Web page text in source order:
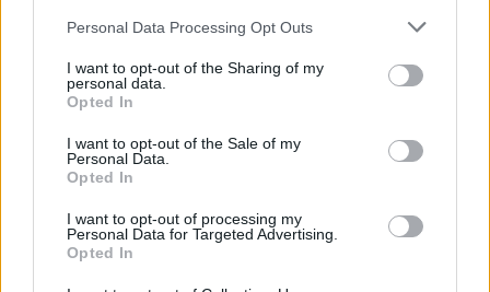
Please note that this website/app uses one or more Google
not limited to your visit or usage behaviour. You may click to
grant or deny consent to Google and its third-party tags to
use your data for below specified purposes in below Google
consent section.
Personal Data Processing Opt Outs
I want to opt-out of the Sharing of my
personal data.
Opted In
I want to opt-out of the Sale of my
Personal Data.
Opted In
I want to opt-out of processing my
Personal Data for Targeted Advertising.
Opted In
Olvasó játszik: 4404 Land Busters
Röviden: linkek, egyebek
Áder János wants you!